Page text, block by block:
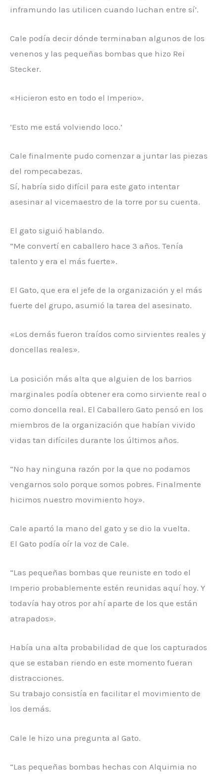
inframundo las utilicen cuando luchan entre sí’.
Cale podía decir dónde terminaban algunos de los
venenos y las pequeñas bombas que hizo Rei
Stecker.
«Hicieron esto en todo el Imperio».
‘Esto me está volviendo loco.’
Cale finalmente pudo comenzar a juntar las piezas
del rompecabezas.
Sí, habría sido difícil para este gato intentar
asesinar al vicemaestro de la torre por su cuenta.
El gato siguió hablando.
“Me convertí en caballero hace 3 años. Tenía
talento y era el más fuerte».
El Gato, que era el jefe de la organización y el más
fuerte del grupo, asumió la tarea del asesinato.
«Los demás fueron traídos como sirvientes reales y
doncellas reales».
La posición más alta que alguien de los barrios
marginales podía obtener era como sirviente real o
como doncella real. El Caballero Gato pensó en los
miembros de la organización que habían vivido
vidas tan difíciles durante los últimos años.
“No hay ninguna razón por la que no podamos
vengarnos solo porque somos pobres. Finalmente
hicimos nuestro movimiento hoy».
Cale apartó la mano del gato y se dio la vuelta.
El Gato podía oír la voz de Cale.
“Las pequeñas bombas que reuniste en todo el
Imperio probablemente estén reunidas aquí hoy. Y
todavía hay otros por ahí aparte de los que están
atrapados».
Había una alta probabilidad de que los capturados
que se estaban riendo en este momento fueran
distracciones.
Su trabajo consistía en facilitar el movimiento de
los demás.
Cale le hizo una pregunta al Gato.
“Las pequeñas bombas hechas con Alquimia no